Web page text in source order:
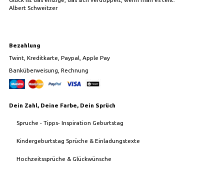
Albert Schweitzer
Bezahlung
Twint, Kreditkarte, Paypal, Apple Pay
Banküberweisung, Rechnung
Dein Zahl, Deine Farbe, Dein Sprüch
Spruche - Tipps- Inspiration Geburtstag
Kindergeburtstag Sprüche & Einladungstexte
Hochzeitssprüche & Glückwünsche